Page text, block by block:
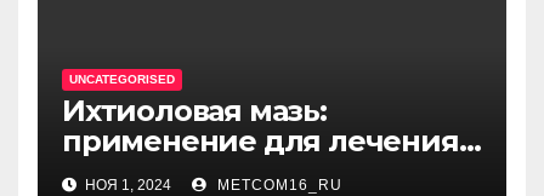
UNCATEGORISED
Ихтиоловая мазь:
применение для лечения
фурункулов
НОЯ 1, 2024 METCOM16_RU